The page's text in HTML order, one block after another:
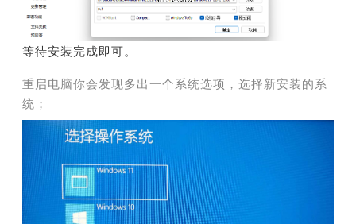
等待安装完成即可。
重启电脑你会发现多出一个系统选项，选择新安装的系
统；